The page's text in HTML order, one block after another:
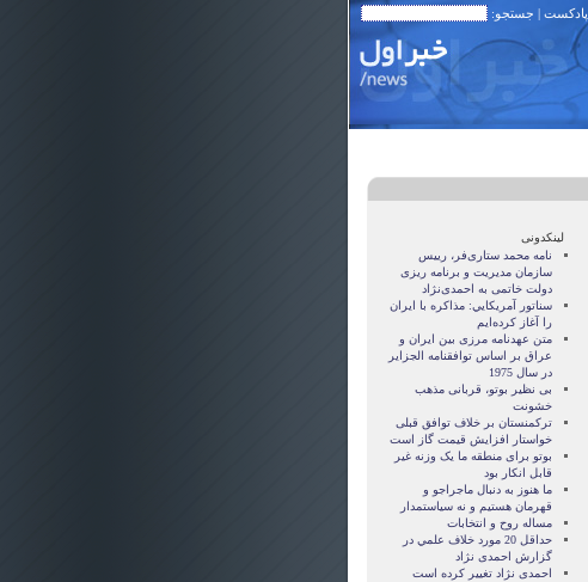
پادکست | جستجو:
لینکدونی
نامه محمد ستاری‌فر، رییس
سازمان مدیریت و برنامه ریزی
دولت خاتمی به احمدی‌نژاد
سناتور آمريکايي: مذاکره با ايران
را آغاز کرده‌ايم
متن عهدنامه مرزى بين ايران و
عراق بر اساس توافقنامه الجزاير
در سال 1975
بی نظیر بوتو، قربانی مذهب
خشونت
ترکمنستان بر خلاف توافق قبلی
خواستار افزایش قیمت گاز است
بوتو برای منطقه ما یک وزنه غیر
قابل انکار بود
ما هنوز به دنبال ماجراجو و
قهرمان هستيم و نه سياستمدار
مساله روح و انتخابات
حداقل 20 مورد خلاف علمي در
گزارش احمدی نژاد
احمدی نژاد تغییر کرده است